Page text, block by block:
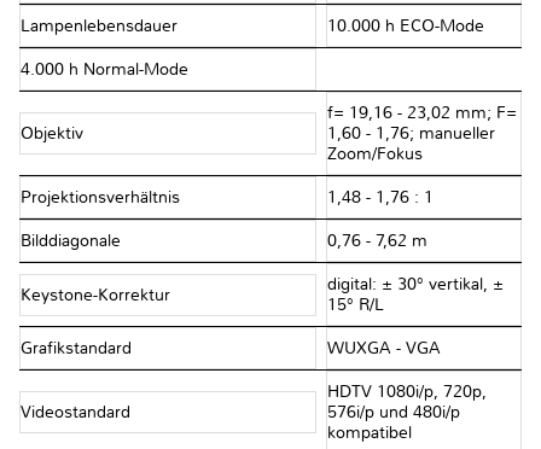
Lampenlebensdauer 10.000 h ECO-Mode
4.000 h Normal-Mode
Objektiv
f= 19,16 - 23,02 mm; F=
1,60 - 1,76; manueller
Zoom/Fokus
Projektionsverhältnis 1,48 - 1,76 : 1
Bilddiagonale 0,76 - 7,62 m
Keystone-Korrektur
digital: ± 30° vertikal, ±
15° R/L
Grafikstandard WUXGA - VGA
Videostandard
HDTV 1080i/p, 720p,
576i/p und 480i/p
kompatibel